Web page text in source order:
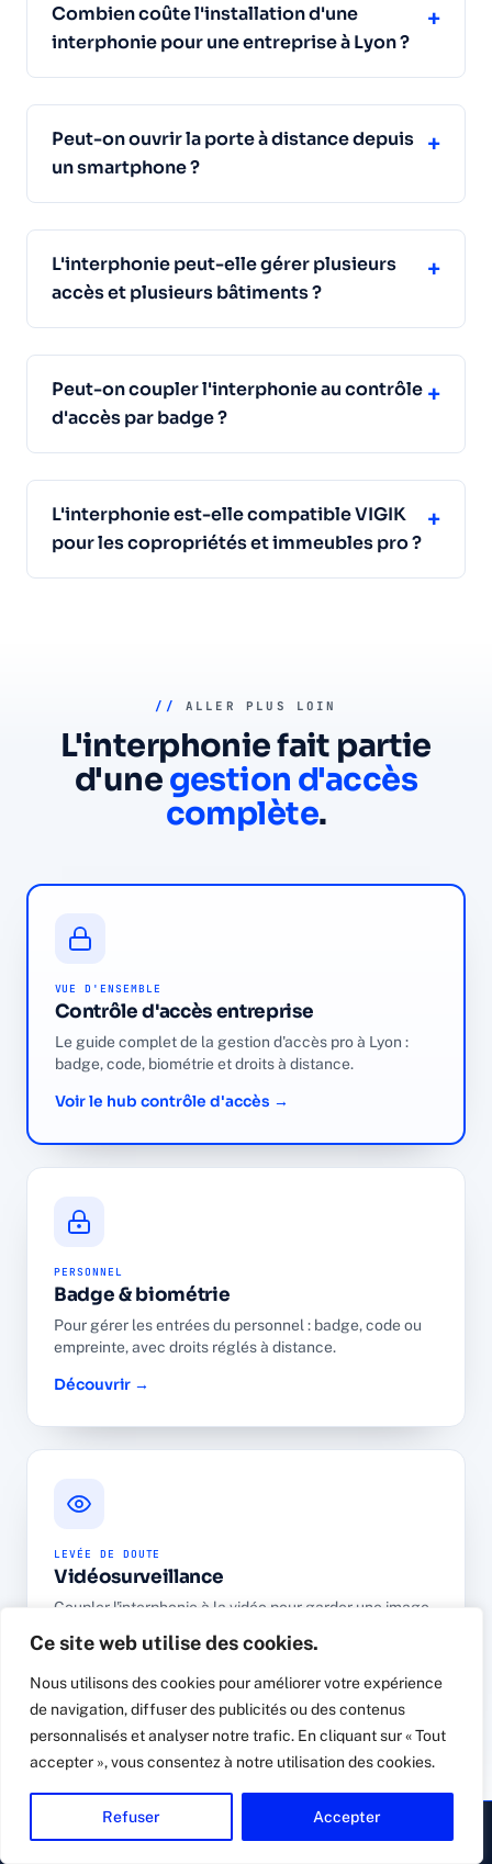
Ce site web utilise des cookies.
Nous utilisons des cookies pour améliorer votre expérience
de navigation, diffuser des publicités ou des contenus
personnalisés et analyser notre trafic. En cliquant sur « Tout
accepter », vous consentez à notre utilisation des cookies.
Refuser Accepter
Combien coûte l'installation d'une
interphonie pour une entreprise à Lyon ?
+
Peut-on ouvrir la porte à distance depuis
un smartphone ?
+
L'interphonie peut-elle gérer plusieurs
accès et plusieurs bâtiments ?
+
Peut-on coupler l'interphonie au contrôle
d'accès par badge ?
+
L'interphonie est-elle compatible VIGIK
pour les copropriétés et immeubles pro ?
+
// ALLER PLUS LOIN
L'interphonie fait partie
d'unegestion d'accès
complète.
VUE D'ENSEMBLE
Contrôle d'accès entreprise
Le guide complet de la gestion d'accès pro à Lyon :
badge, code, biométrie et droits à distance.
Voir le hub contrôle d'accès →
PERSONNEL
Badge & biométrie
Pour gérer les entrées du personnel : badge, code ou
empreinte, avec droits réglés à distance.
Découvrir →
LEVÉE DE DOUTE
Vidéosurveillance
Coupler l'interphonie à la vidéo pour garder une image
Compléter avec une alarme intrusion certifiée NF